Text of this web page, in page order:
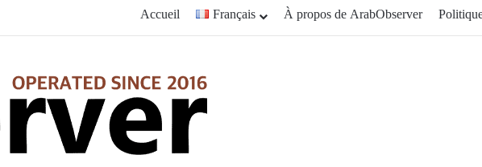
Accueil Français À propos de ArabObserver